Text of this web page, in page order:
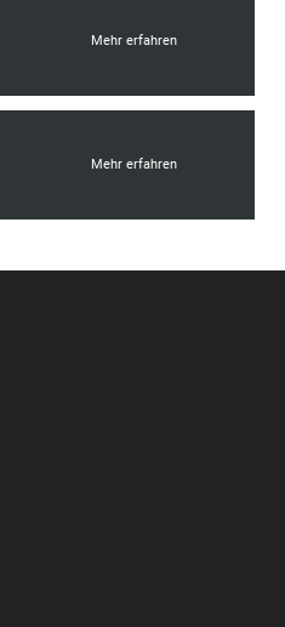
Mehr erfahren
Mehr erfahren